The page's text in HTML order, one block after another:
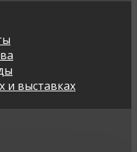
и выставках